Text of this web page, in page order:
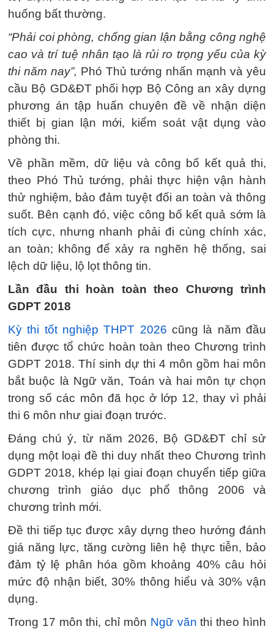
huống bất thường.
“Phải coi phòng, chống gian lận bằng công nghệ
cao và trí tuệ nhân tạo là rủi ro trọng yếu của kỳ
thi năm nay”, Phó Thủ tướng nhấn mạnh và yêu
cầu Bộ GD&ĐT phối hợp Bộ Công an xây dựng
phương án tập huấn chuyên đề về nhận diện
thiết bị gian lận mới, kiểm soát vật dụng vào
phòng thi.
Về phần mềm, dữ liệu và công bố kết quả thi,
theo Phó Thủ tướng, phải thực hiện vận hành
thử nghiệm, bảo đảm tuyệt đối an toàn và thông
suốt. Bên cạnh đó, việc công bố kết quả sớm là
tích cực, nhưng nhanh phải đi cùng chính xác,
an toàn; không để xảy ra nghẽn hệ thống, sai
lệch dữ liệu, lộ lọt thông tin.
Lần đầu thi hoàn toàn theo Chương trình
GDPT 2018
Kỳ thi tốt nghiệp THPT 2026 cũng là năm đầu
tiên được tổ chức hoàn toàn theo Chương trình
GDPT 2018. Thí sinh dự thi 4 môn gồm hai môn
bắt buộc là Ngữ văn, Toán và hai môn tự chọn
trong số các môn đã học ở lớp 12, thay vì phải
thi 6 môn như giai đoạn trước.
Đáng chú ý, từ năm 2026, Bộ GD&ĐT chỉ sử
dụng một loại đề thi duy nhất theo Chương trình
GDPT 2018, khép lại giai đoạn chuyển tiếp giữa
chương trình giáo dục phổ thông 2006 và
chương trình mới.
Đề thi tiếp tục được xây dựng theo hướng đánh
giá năng lực, tăng cường liên hệ thực tiễn, bảo
đảm tỷ lệ phân hóa gồm khoảng 40% câu hỏi
mức độ nhận biết, 30% thông hiểu và 30% vận
dụng.
Trong 17 môn thi, chỉ môn Ngữ văn thi theo hình